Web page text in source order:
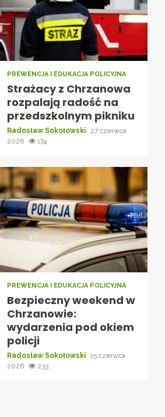
PREWENCJA I EDUKACJA POLICYJNA
Strażacy z Chrzanowa
rozpalają radość na
przedszkolnym pikniku
Radosław Sokołowski
27 czerwca
2026
174
PREWENCJA I EDUKACJA POLICYJNA
Bezpieczny weekend w
Chrzanowie:
wydarzenia pod okiem
policji
Radosław Sokołowski 15 czerwca
2026
233